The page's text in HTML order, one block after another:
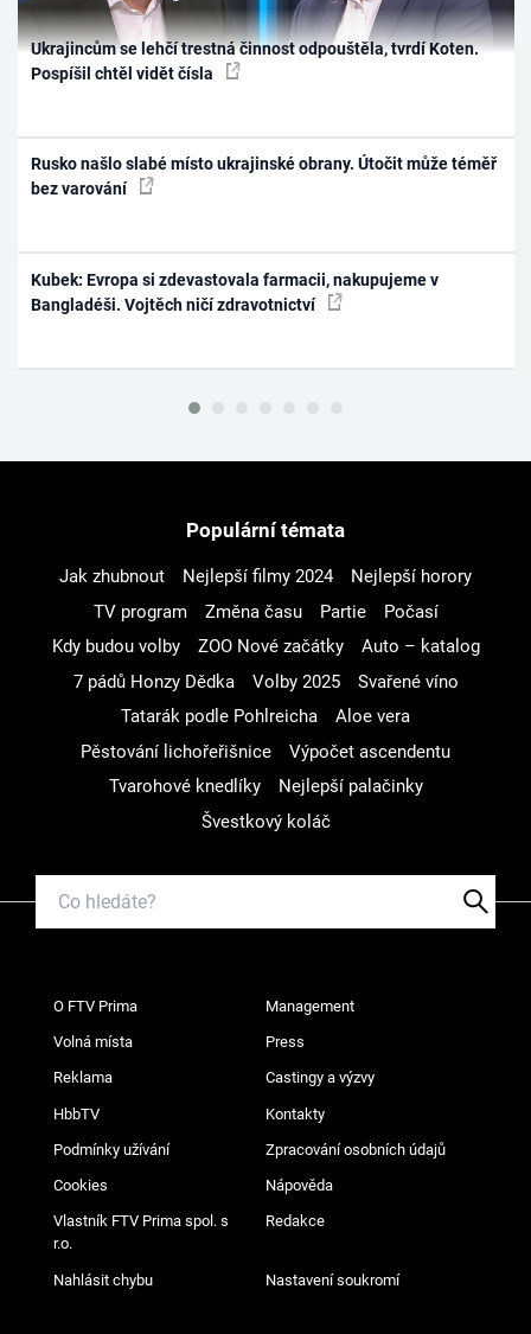
Ukrajincům se lehčí trestná činnost odpouštěla, tvrdí Koten.
Pospíšil chtěl vidět čísla
Rusko našlo slabé místo ukrajinské obrany. Útočit může téměř
bez varování
Kubek: Evropa si zdevastovala farmacii, nakupujeme v
Bangladéši. Vojtěch ničí zdravotnictví
Populární témata
Jak zhubnout Nejlepší filmy 2024
Nejlepší horory
TV program
Změna času Partie
Počasí
Kdy budou volby
ZOO Nové začátky
Auto – katalog
7 pádů Honzy Dědka
Volby 2025
Svařené víno
Tatarák podle Pohlreicha
Aloe vera
Pěstování lichořeřišnice
Výpočet ascendentu
Tvarohové knedlíky
Nejlepší palačinky
Švestkový koláč
O FTV Prima Management
Volná místa Press
Reklama Castingy a výzvy
HbbTV Kontakty
Podmínky užívání Zpracování osobních údajů
Cookies Nápověda
Vlastník FTV Prima spol. s
r.o.
Redakce
Nahlásit chybu Nastavení soukromí